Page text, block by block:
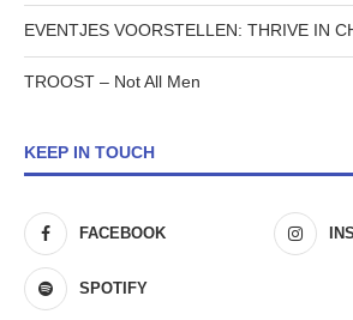
EVENTJES VOORSTELLEN: THRIVE IN
TROOST – Not All Men
KEEP IN TOUCH
FACEBOOK
SPOTIFY